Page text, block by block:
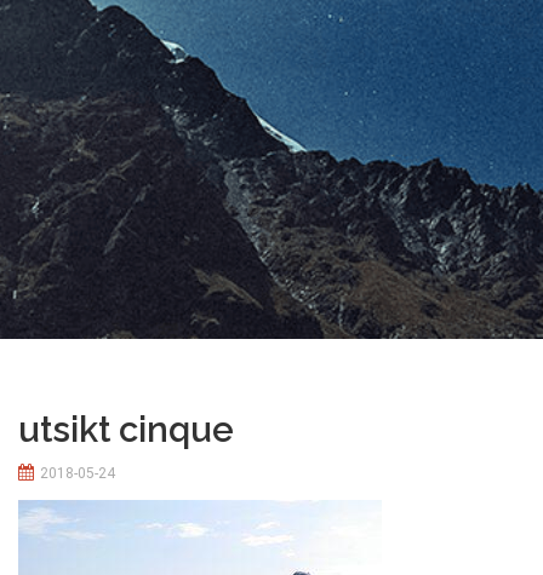
utsikt cinque
2018-05-24